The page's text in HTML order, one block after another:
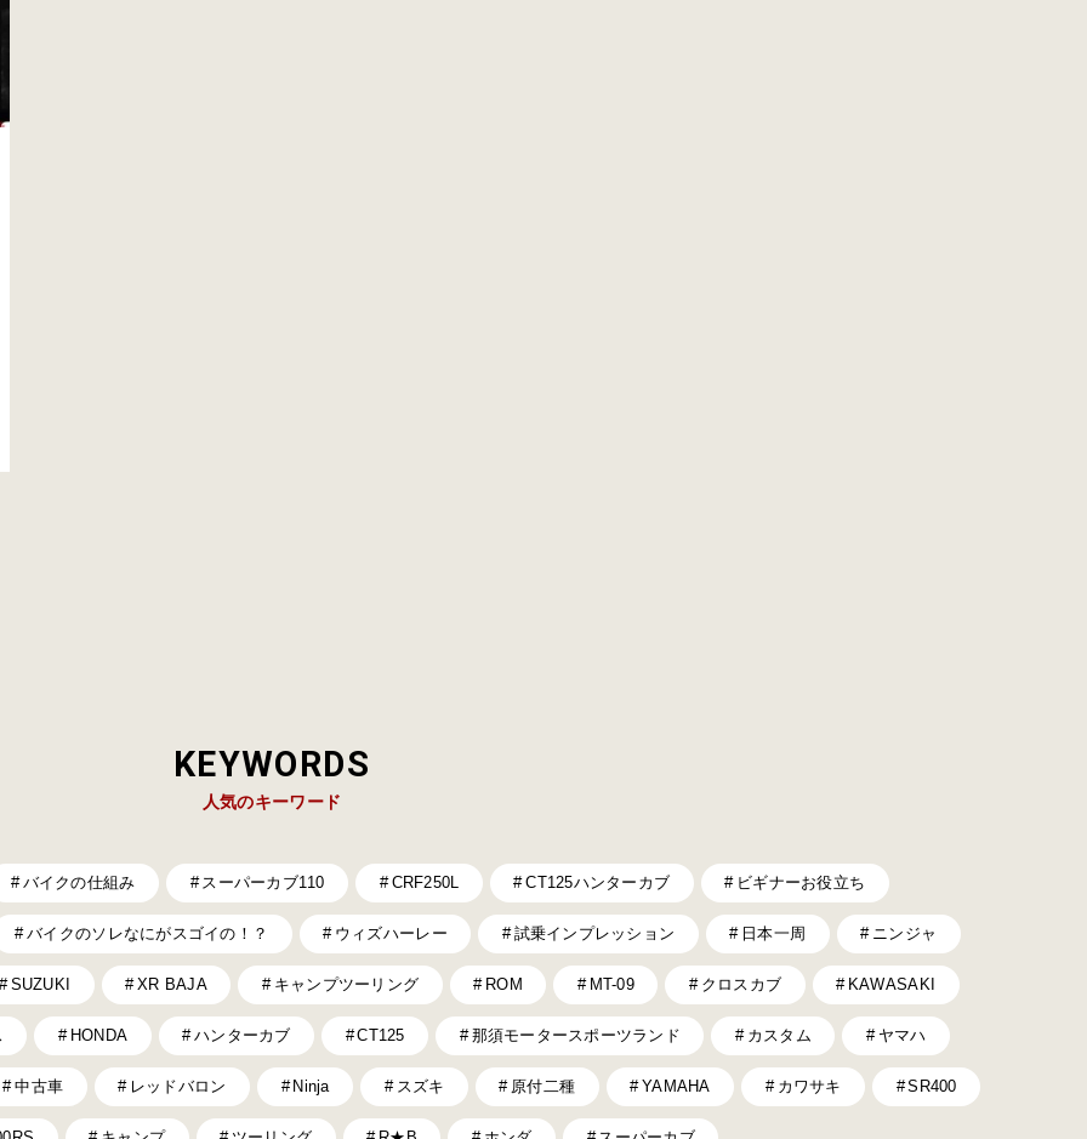
KEYWORDS
人気のキーワード
バイクの仕組み スーパーカブ110 CRF250L CT125ハンターカブ ビギナーお役立ち
バイクのソレなにがスゴイの！？ ウィズハーレー 試乗インプレッション 日本一周 ニンジャ
SUZUKI XR BAJA キャンプツーリング ROM MT-09 クロスカブ KAWASAKI
HONDA ハンターカブ CT125 那須モータースポーツランド カスタム ヤマハ
中古車 レッドバロン Ninja スズキ 原付二種 YAMAHA カワサキ SR400